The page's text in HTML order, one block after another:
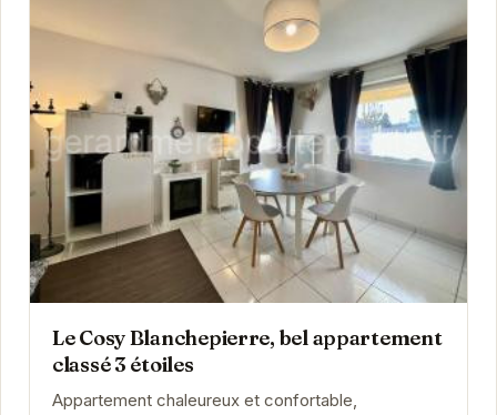
Le Cosy Blanchepierre, bel appartement
classé 3 étoiles
Appartement chaleureux et confortable,